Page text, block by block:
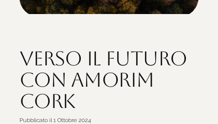
Verso il futuro
con Amorim
Cork
Pubblicato il1 Ottobre 2024